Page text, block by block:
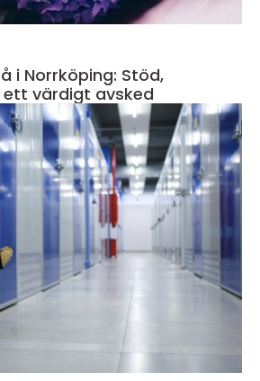
i Norrköping: Stöd,
värdigt avsked